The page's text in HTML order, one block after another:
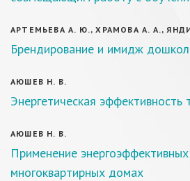
АРТЕМЬЕВА А. Ю., ХРАМОВА А. А.,
Брендирование и имидж
АЮШЕВ Н. В.
Энергетическая эффективность
АЮШЕВ Н. В.
Применение
многоквартирных домах